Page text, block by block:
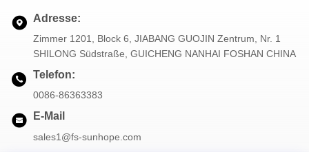
Adresse:
Zimmer 1201, Block 6, JIABANG GUOJIN Zentrum, Nr. 1
SHILONG Südstraße, GUICHENG NANHAI FOSHAN CHINA
Telefon:
0086-86363383
E-Mail
sales1@fs-sunhope.com